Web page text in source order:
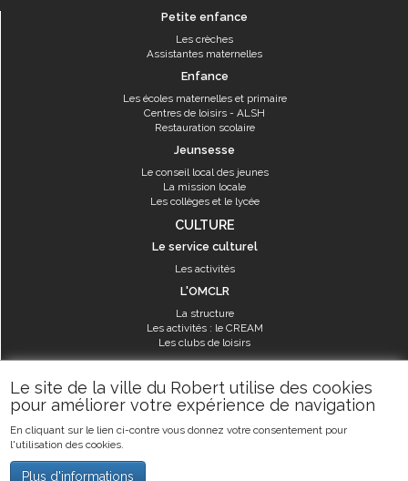
Le site de la ville du Robert utilise des cookies
pour améliorer votre expérience de navigation
En cliquant sur le lien ci-contre vous donnez votre consentement pour
l'utilisation des cookies.
Plus d'informations
Petite enfance
Les crèches
Assistantes maternelles
Enfance
Les écoles maternelles et primaire
Centres de loisirs - ALSH
Restauration scolaire
Jeunsesse
Le conseil local des jeunes
La mission locale
Les collèges et le lycée
CULTURE
Le service culturel
Les activités
L'OMCLR
La structure
Les activités : le CREAM
Les clubs de loisirs
SPORT
Les équipements sportifs
Les aménagements municipaux
Les activités